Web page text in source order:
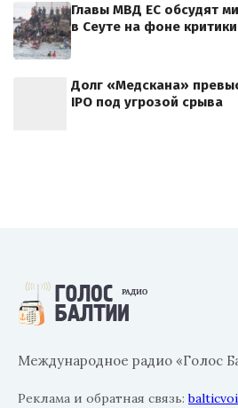
Главы МВД ЕС обсудят
в Сеуте на фоне
Долг «Медскана»
IPO под угрозой срыва
Международное радио «Голос
Реклама и обратная связь: